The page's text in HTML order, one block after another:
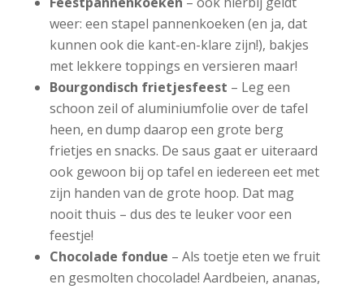
weer: een stapel pannenkoeken (en ja, dat
kunnen ook die kant-en-klare zijn!), bakjes
met lekkere toppings en versieren maar!
Bourgondisch frietjesfeest – Leg een
schoon zeil of aluminiumfolie over de tafel
heen, en dump daarop een grote berg
frietjes en snacks. De saus gaat er uiteraard
ook gewoon bij op tafel en iedereen eet met
zijn handen van de grote hoop. Dat mag
nooit thuis – dus des te leuker voor een
feestje!
Chocolade fondue – Als toetje eten we fruit
en gesmolten chocolade! Aardbeien, ananas,